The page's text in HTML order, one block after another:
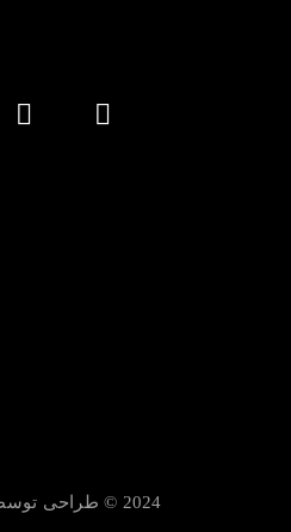
2024 © طراحی توسط